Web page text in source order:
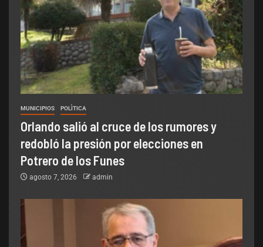
MUNICIPIOS POLÌTICA
Orlando salió al cruce de los rumores y
redobló la presión por elecciones en
Potrero de los Funes
agosto 7, 2026 admin